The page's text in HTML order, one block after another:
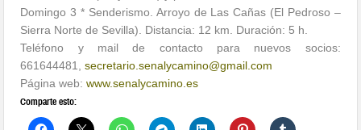
Domingo 3 * Senderismo. Arroyo de Las Cañas (El Pedroso –
Sierra Norte de Sevilla). Distancia: 12 km. Duración: 5 h.
Teléfono y mail de contacto para nuevos socios:
661644481,secretario.senalycamino@gmail.com
Página web:www.senalycamino.es
Comparte esto: